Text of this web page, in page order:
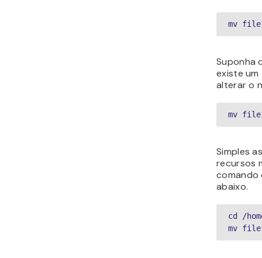
mv
Suponha
existe
alterar o
mv
Simples
recursos
comando
abaixo.
cd /
mv